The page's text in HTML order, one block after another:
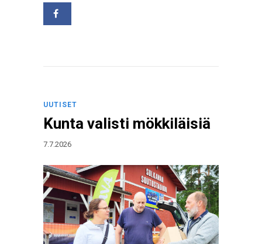
UUTISET
Kunta valisti mökkiläisiä
7.7.2026